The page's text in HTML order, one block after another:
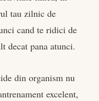
tau zilnic de
cand te ridici de
decat pana atunci.
din organism nu
excelent,